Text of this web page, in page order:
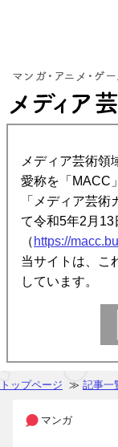
メディア芸術領
愛称を「MACC
「メディア芸
て令和5年2月13
（ https://
当サイトは、こ
しています。
トップページ ≫ 記事一
マンガ